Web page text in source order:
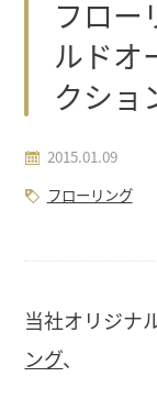
フロー
ルドオ
クショ
2015.01.09
フローリング
当社オリジナ
ング、